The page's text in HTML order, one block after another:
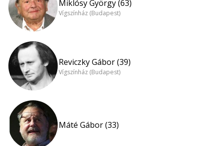
Miklósy György (63)
Vígszínház (Budapest)
Reviczky Gábor (39)
Vígszínház (Budapest)
Máté Gábor (33)